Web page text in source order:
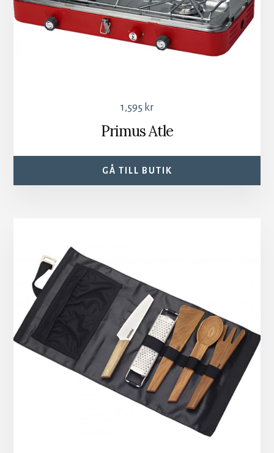
1,595 kr
Primus Atle
GÅ TILL BUTIK